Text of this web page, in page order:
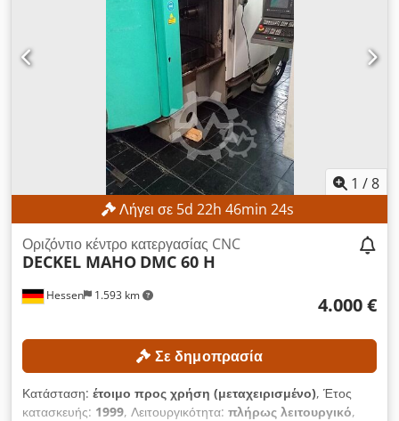
1 /8
Λήγει σε 5d 22h 46min 22s
Hessen 1.593 km
Οριζόντιο κέντρο κατεργασίας CNC
DECKEL MAHO DMC 60 H
4.000 €
Σε δημοπρασία
Κατάσταση: έτοιμο προς χρήση (μεταχειρισμένο), Έτος
κατασκευής: 1999, Λειτουργικότητα: πλήρως λειτουργικό,